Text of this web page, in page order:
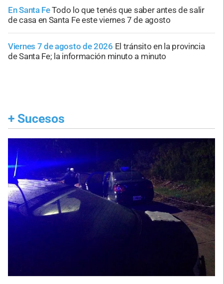
En Santa FeTodo lo que tenés que saber antes de salir
de casa en Santa Fe este viernes 7 de agosto
Viernes 7 de agosto de 2026 El tránsito en la provincia
de Santa Fe; la información minuto a minuto
+ Sucesos